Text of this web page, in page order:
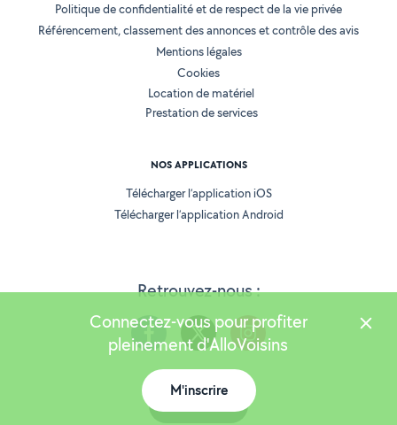
Retrouvez-nous :
Politique de confidentialité et de respect de la vie privée
Référencement, classement des annonces et contrôle des avis
Mentions légales
Cookies
Location de matériel
Prestation de services
NOS APPLICATIONS
Télécharger l’application iOS
Télécharger l’application Android
Version 25.5.3
Connectez-vous pour profiter
pleinement d'AlloVoisins
M'inscrire